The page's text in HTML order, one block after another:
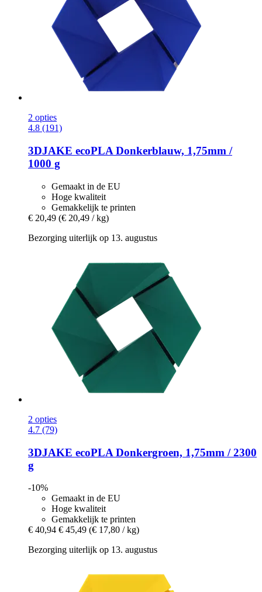
2 opties
4.8 (191)
3DJAKE ecoPLA Donkerblauw, 1,75mm /
1000 g
Gemaakt in de EU
Hoge kwaliteit
Gemakkelijk te printen
€ 20,49 (€ 20,49 / kg)
Bezorging uiterlijk op 13. augustus
2 opties
4.7 (79)
3DJAKE ecoPLA Donkergroen, 1,75mm / 2300
g
-10%
Gemaakt in de EU
Hoge kwaliteit
Gemakkelijk te printen
€ 40,94 € 45,49 (€ 17,80 / kg)
Bezorging uiterlijk op 13. augustus